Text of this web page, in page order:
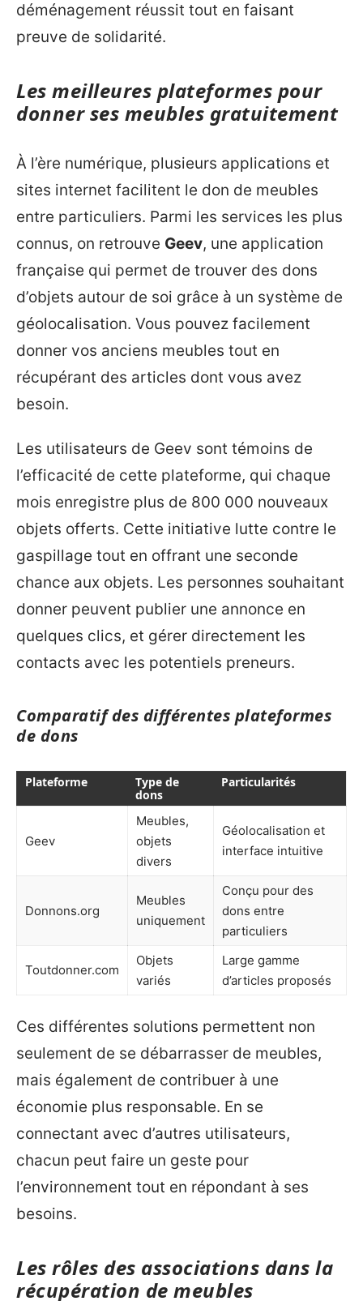
déménagement réussit tout en faisant
preuve de solidarité.
Les meilleures plateformes pour
donner ses meubles gratuitement
À l’ère numérique, plusieurs applications et
sites internet facilitent le don de meubles
entre particuliers. Parmi les services les plus
connus, on retrouve Geev, une application
française qui permet de trouver des dons
d’objets autour de soi grâce à un système de
géolocalisation. Vous pouvez facilement
donner vos anciens meubles tout en
récupérant des articles dont vous avez
besoin.
Les utilisateurs de Geev sont témoins de
l’efficacité de cette plateforme, qui chaque
mois enregistre plus de 800 000 nouveaux
objets offerts. Cette initiative lutte contre le
gaspillage tout en offrant une seconde
chance aux objets. Les personnes souhaitant
donner peuvent publier une annonce en
quelques clics, et gérer directement les
contacts avec les potentiels preneurs.
Comparatif des différentes plateformes
de dons
Plateforme
Type de
dons
Particularités
Geev
Meubles,
objets
divers
Géolocalisation et
interface intuitive
Donnons.org
Meubles
uniquement
Conçu pour des
dons entre
particuliers
Toutdonner.com
Objets
variés
Large gamme
d’articles proposés
Ces différentes solutions permettent non
seulement de se débarrasser de meubles,
mais également de contribuer à une
économie plus responsable. En se
connectant avec d’autres utilisateurs,
chacun peut faire un geste pour
l’environnement tout en répondant à ses
besoins.
Les rôles des associations dans la
récupération de meubles